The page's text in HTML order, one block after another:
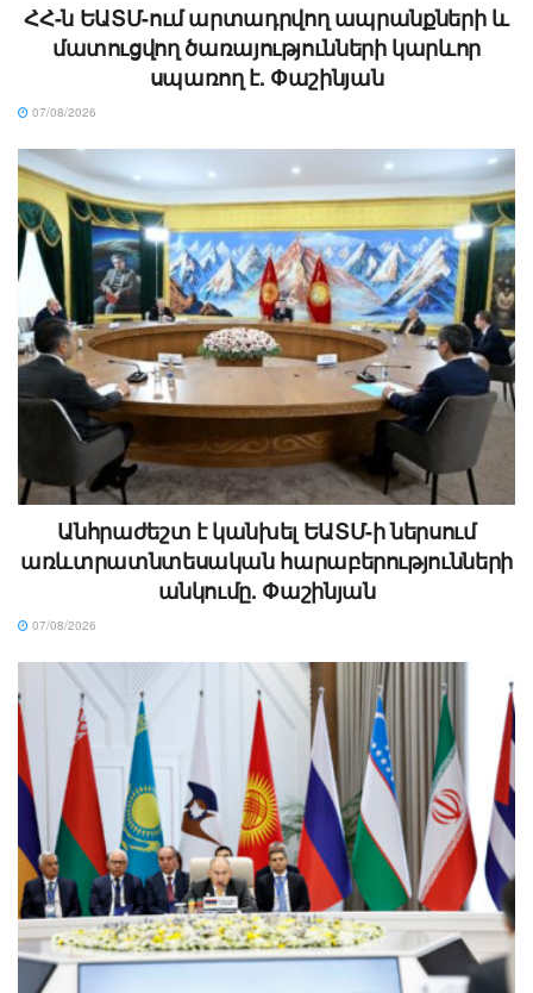
ՀՀ-ն ԵԱՏՄ-ում արտադրվող ապրանքների և
մատուցվող ծառայությունների կարևոր
սպառող է. Փաշինյան
07/08/2026
Անհրաժեշտ է կանխել ԵԱՏՄ-ի ներսում
առևտրատնտեսական հարաբերությունների
անկումը. Փաշինյան
07/08/2026